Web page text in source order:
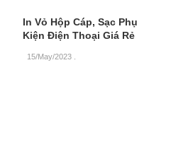
In Vỏ Hộp Cáp, Sạc Phụ
Kiện Điện Thoại Giá Rẻ
15/May/2023